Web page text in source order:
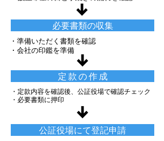
必要書類の収集
・準備いただく書類を確認
・会社の印鑑を準備
定 款 の 作 成
・定款内容を確認後、公証役場で確認チェック
・必要書類に押印
公証役場にて登記申請